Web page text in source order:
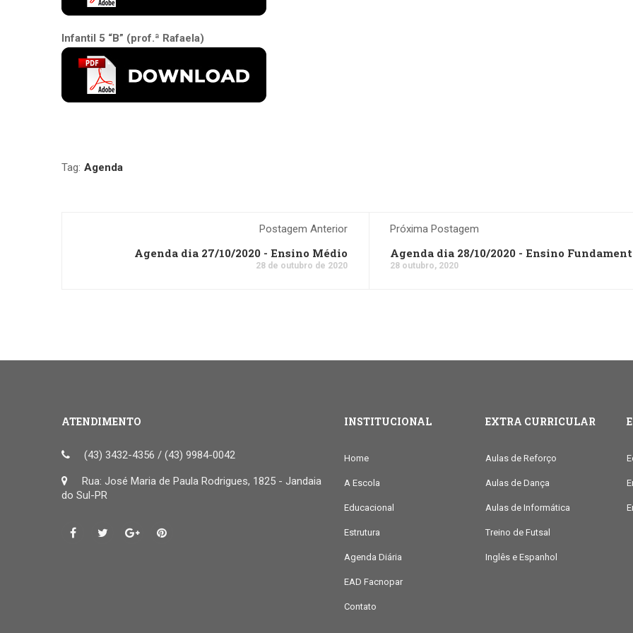
Infantil 5 “B” (prof.ª Rafaela)
Tag: Agenda
Postagem Anterior
Agenda dia 27/10/2020 - Ensino Médio
28 de outubro de 2020
Próxima Postagem
Agenda dia 28/10/2020 - Ensino
28 outubro, 2020
ATENDIMENTO
(43) 3432-4356 / (43) 9984-0042
Rua: José Maria de Paula Rodrigues, 1825 - Jandaia
do Sul-PR
INSTITUCIONAL
Home
A Escola
Educacional
Estrutura
Agenda Diária
EAD Facnopar
Contato
EXTRA CURRICULAR
Aulas de Reforço
Aulas de Dança
Aulas de Informática
Treino de Futsal
Inglês e Espanhol